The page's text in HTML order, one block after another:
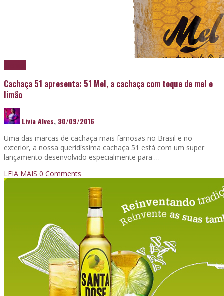
Cachaça 51 apresenta: 51 Mel, a cachaça com toque de mel e
limão
Livia Alves, 30/09/2016
Uma das marcas de cachaça mais famosas no Brasil e no
exterior, a nossa queridíssima cachaça 51 está com um super
lançamento desenvolvido especialmente para …
LEIA MAIS 0 Comments